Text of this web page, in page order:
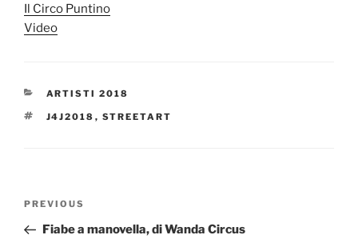
Il Circo Puntino
Video
CATEGORIES
ARTISTI 2018
TAGS
J4J2018 , STREETART
Previous
Post
PREVIOUS
Fiabe a manovella, di Wanda Circus